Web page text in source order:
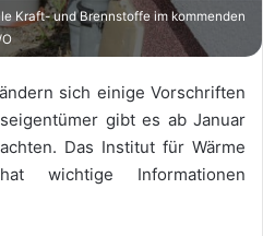
Kraft- und Brennstoffe im kommenden
sich einige Vorschriften
gibt es ab Januar
Das Institut für Wärme
wichtige Informationen